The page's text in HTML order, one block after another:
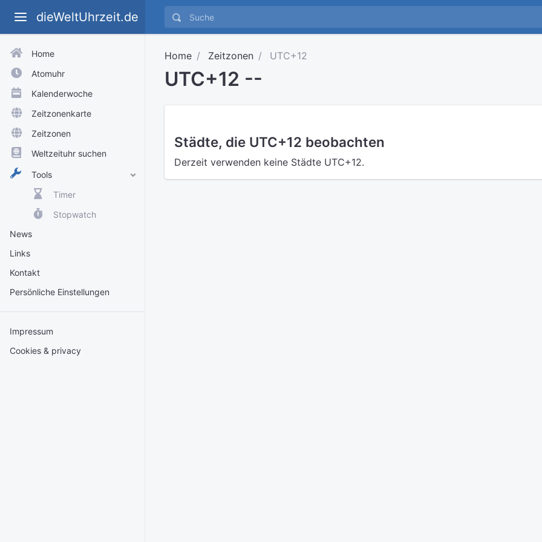
dieWeltUhrzeit.de
Home
Atomuhr
Kalenderwoche
Zeitzonenkarte
Zeitzonen
Weltzeituhr suchen
Tools
Timer
Stopwatch
News
Links
Kontakt
Persönliche Einstellungen
Impressum
Cookies & privacy
Home Zeitzonen UTC+12
UTC+12 --
Städte, die UTC+12 beobachten
Derzeit verwenden keine Städte UTC+12.